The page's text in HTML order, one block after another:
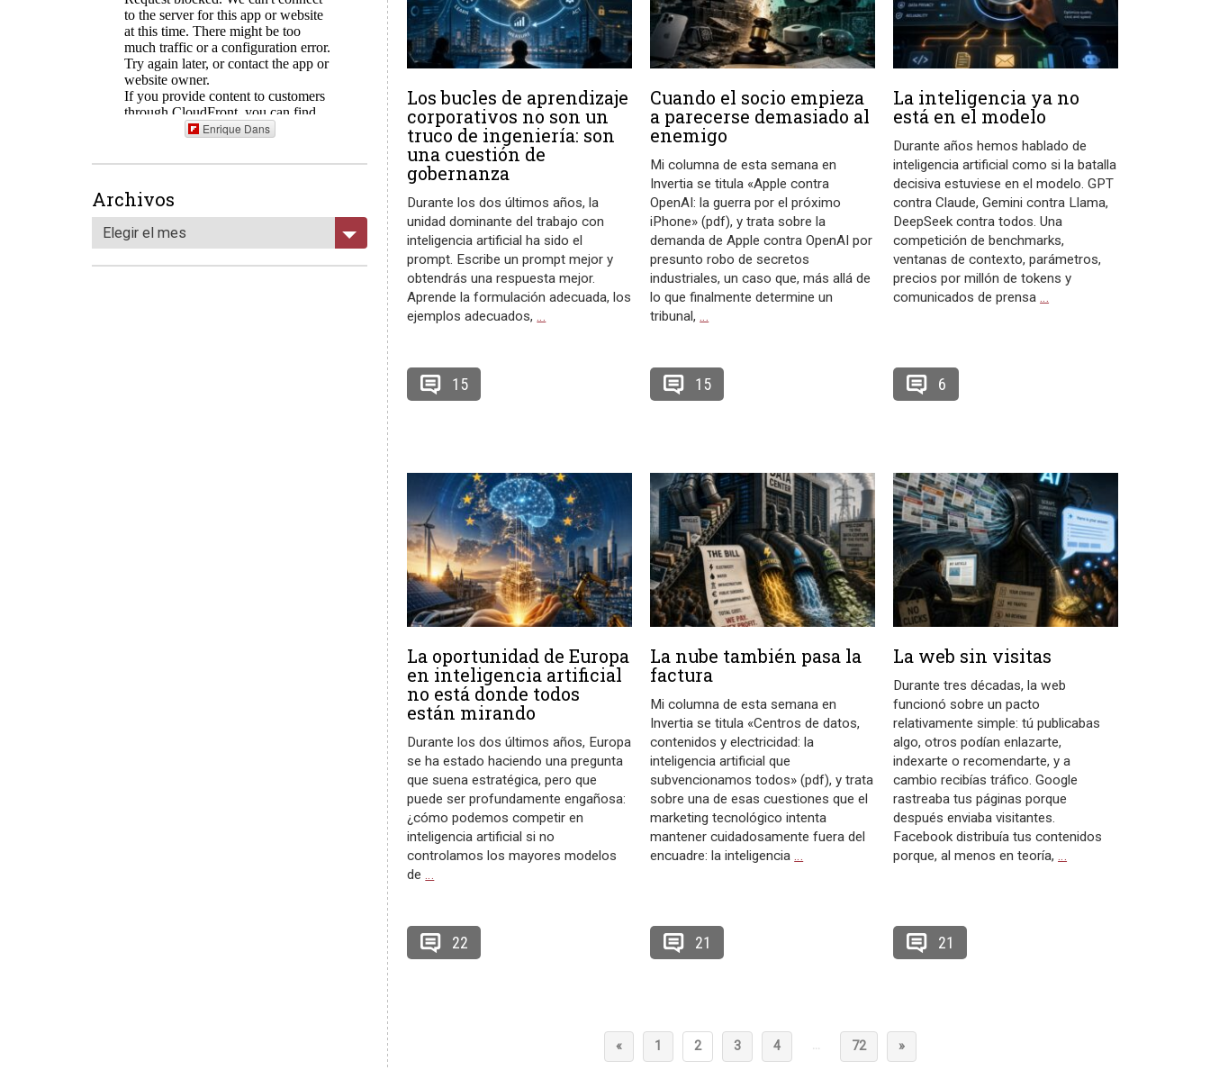
Los bucles de aprendizaje
corporativos no son un
truco de ingeniería: son
una cuestión de
gobernanza
Durante los dos últimos años, la
unidad dominante del trabajo con
inteligencia artificial ha sido el
prompt. Escribe un prompt mejor y
obtendrás una respuesta mejor.
Aprende la formulación adecuada, los
ejemplos adecuados,…
15
Cuando el socio empieza
a parecerse demasiado al
enemigo
Mi columna de esta semana en
Invertia se titula «Apple contra
OpenAI: la guerra por el próximo
iPhone» (pdf), y trata sobre la
demanda de Apple contra OpenAI por
presunto robo de secretos
industriales, un caso que, más allá de
lo que finalmente determine un
tribunal,…
15
La inteligencia ya no
está en el modelo
Durante años hemos hablado de
inteligencia artificial como si la batalla
decisiva estuviese en el modelo. GPT
contra Claude, Gemini contra Llama,
DeepSeek contra todos. Una
competición de benchmarks,
ventanas de contexto, parámetros,
precios por millón de tokens y
comunicados de prensa…
6
La oportunidad de Europa
en inteligencia artificial
no está donde todos
están mirando
Durante los dos últimos años, Europa
se ha estado haciendo una pregunta
que suena estratégica, pero que
puede ser profundamente engañosa:
¿cómo podemos competir en
inteligencia artificial si no
controlamos los mayores modelos
de…
22
La nube también pasa la
factura
Mi columna de esta semana en
Invertia se titula «Centros de datos,
contenidos y electricidad: la
inteligencia artificial que
subvencionamos todos» (pdf), y trata
sobre una de esas cuestiones que el
marketing tecnológico intenta
mantener cuidadosamente fuera del
encuadre: la inteligencia…
21
La web sin visitas
Durante tres décadas, la web
funcionó sobre un pacto
relativamente simple: tú publicabas
algo, otros podían enlazarte,
indexarte o recomendarte, y a
cambio recibías tráfico. Google
rastreaba tus páginas porque
después enviaba visitantes.
Facebook distribuía tus contenidos
porque, al menos en teoría,…
21
« 1 2 3 4 … 72 »
Enrique Dans
Archivos
Elegir el mes